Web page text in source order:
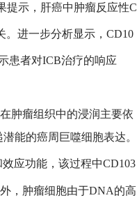
提示，肝癌中肿瘤反应性C
。进一步分析显示，CD10
患者对ICB治疗的响应
肿瘤组织中的浸润主要依
能的癌周巨噬细胞表达。
应功能，该过程中CD103
，肿瘤细胞由于DNA的高